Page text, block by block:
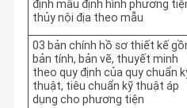
định mẫu định hình phương
thủy nội địa theo mẫu
03 bản chính hồ sơ thiết kế
bản tính, bản vẽ, thuyết minh
theo quy định của quy chuẩn
thuật, tiêu chuẩn kỹ thuật áp
dụng cho phương tiện